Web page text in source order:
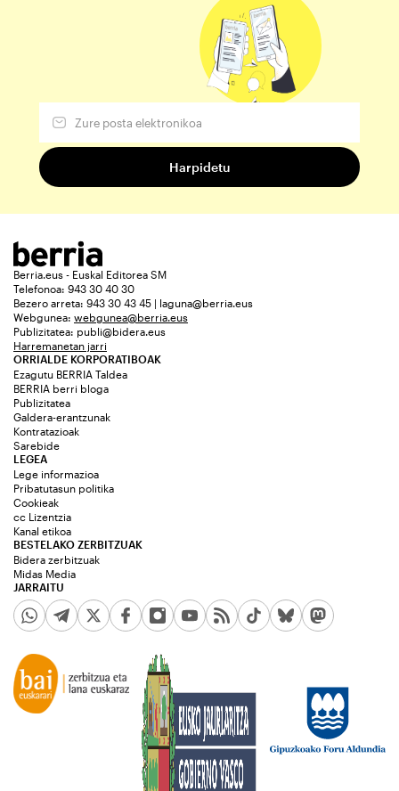
Berria.eus - Euskal Editorea SM
Telefonoa: 943 30 40 30
Bezero arreta: 943 30 43 45 | laguna@berria.eus
Webgunea: webgunea@berria.eus
Publizitatea: publi@bidera.eus
Harremanetan jarri
ORRIALDE KORPORATIBOAK
Ezagutu BERRIA Taldea
BERRIA berri bloga
Publizitatea
Galdera-erantzunak
Kontratazioak
Sarebide
JARRAITU
LEGEA
Lege informazioa
Pribatutasun politika
Cookieak
cc Lizentzia
Kanal etikoa
BESTELAKO ZERBITZUAK
Bidera zerbitzuak
Midas Media